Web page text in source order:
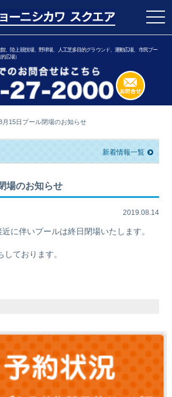
、陸上競技場、野球場、人工芝多目的グラウンド、運動広場、市民プー
広場）
月15日プール閉場のお知らせ
新着情報一覧
場のお知らせ
2019.08.14
に伴いプールは終日閉場いたします。
しております。